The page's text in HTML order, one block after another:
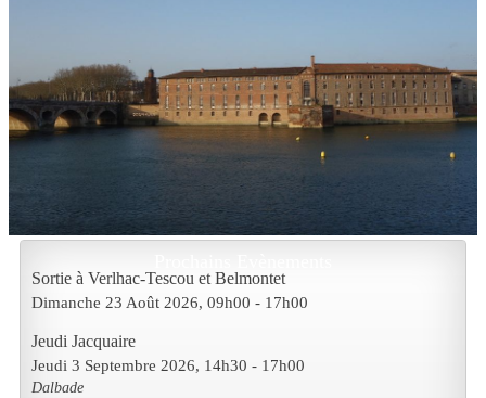
Sortie à Verlhac-Tescou et Belmontet
Dimanche 23 Août 2026, 09h00 - 17h00
Jeudi Jacquaire
Jeudi 3 Septembre 2026, 14h30 - 17h00
Dalbade